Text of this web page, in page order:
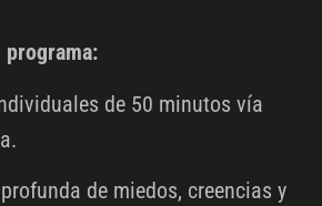
de 50 minutos vía
de miedos, creencias y